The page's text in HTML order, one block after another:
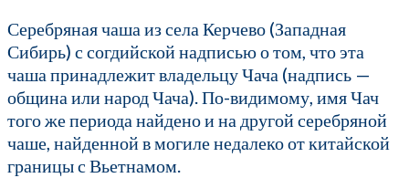
Серебряная чаша из села Керчево (Западная
Сибирь) с согдийской надписью о том, что эта
чаша принадлежит владельцу Чача (надпись —
община или народ Чача). По-видимому, имя Чач
того же периода найдено и на другой серебряной
чаше, найденной в могиле недалеко от китайской
границы с Вьетнамом.